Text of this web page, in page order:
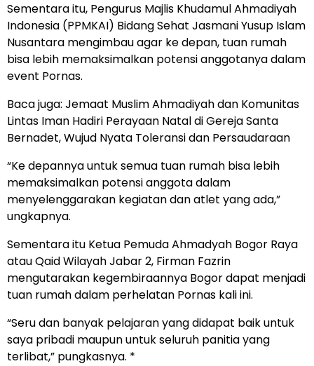
Sementara itu, Pengurus Majlis Khudamul Ahmadiyah
Indonesia (PPMKAI) Bidang Sehat Jasmani Yusup Islam
Nusantara mengimbau agar ke depan, tuan rumah
bisa lebih memaksimalkan potensi anggotanya dalam
event Pornas.
Baca juga: Jemaat Muslim Ahmadiyah dan Komunitas
Lintas Iman Hadiri Perayaan Natal di Gereja Santa
Bernadet, Wujud Nyata Toleransi dan Persaudaraan
“Ke depannya untuk semua tuan rumah bisa lebih
memaksimalkan potensi anggota dalam
menyelenggarakan kegiatan dan atlet yang ada,”
ungkapnya.
Sementara itu Ketua Pemuda Ahmadyah Bogor Raya
atau Qaid Wilayah Jabar 2, Firman Fazrin
mengutarakan kegembiraannya Bogor dapat menjadi
tuan rumah dalam perhelatan Pornas kali ini.
“Seru dan banyak pelajaran yang didapat baik untuk
saya pribadi maupun untuk seluruh panitia yang
terlibat,” pungkasnya. *